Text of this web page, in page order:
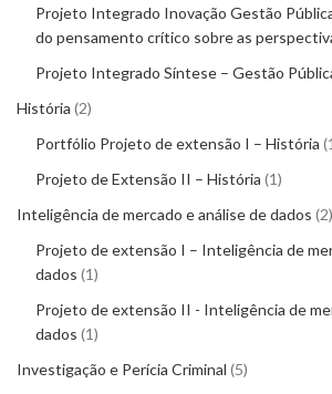
Projeto Integrado Inovação Gestão
do pensamento crítico sobre as
Projeto Integrado Síntese – Gestão
História 2
Portfólio Projeto de extensão I – História 1
Projeto de Extensão II – História 1
Inteligência de mercado e análise de dados 2
Projeto de extensão I – Inteligência de
dados 1
Projeto de extensão II - Inteligência de
dados 1
Investigação e Perícia Criminal 5